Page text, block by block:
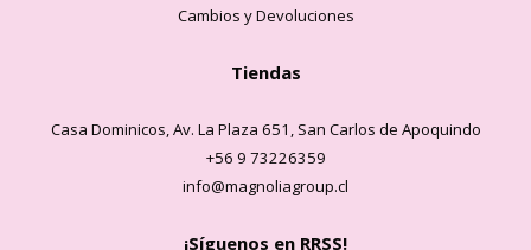
Cambios y Devoluciones
Tiendas
Casa Dominicos, Av. La Plaza 651, San Carlos de Apoquindo
+56 9 73226359
info@magnoliagroup.cl
¡Síguenos en RRSS!